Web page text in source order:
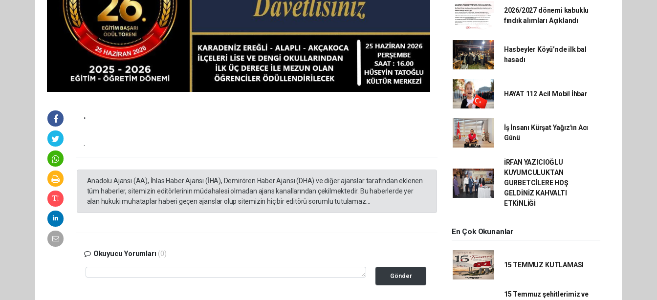
.
.
Anadolu Ajansı (AA), İhlas Haber Ajansı (İHA), Demirören Haber Ajansı (DHA) ve diğer ajanslar tarafından eklenen
tüm haberler, sitemizin editörlerinin müdahalesi olmadan ajans kanallarından çekilmektedir. Bu haberlerde yer
alan hukuki muhataplar haberi geçen ajanslar olup sitemizin hiç bir editörü sorumlu tutulamaz...
Okuyucu Yorumları (0)
Gönder
2026/2027 dönemi kabuklu
fındık alımları Açıklandı
Hasbeyler Köyü’nde ilk bal
hasadı
HAYAT 112 Acil Mobil İhbar
İş İnsanı Kürşat Yağız'ın Acı
Günü
İRFAN YAZICIOĞLU
KUYUMCULUKTAN
GURBETCİLERE HOŞ
GELDİNİZ KAHVALTI
ETKİNLİĞİ
En Çok Okunanlar
15 TEMMUZ KUTLAMASI
15 Temmuz şehitlerimiz ve